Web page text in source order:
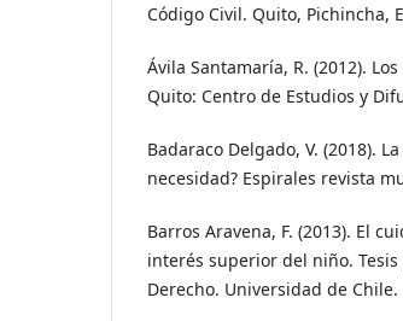
Código Civil. Quito, Pichincha,
Ávila Santamaría, R. (2012).
Quito: Centro de Estudios y
Badaraco Delgado, V. (2018).
necesidad? Espirales revista
Barros Aravena, F. (2013). El
interés superior del niño.
Derecho. Universidad de Chile.